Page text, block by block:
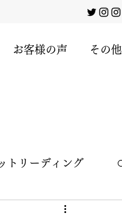
お客様の声 その他
トリーディング